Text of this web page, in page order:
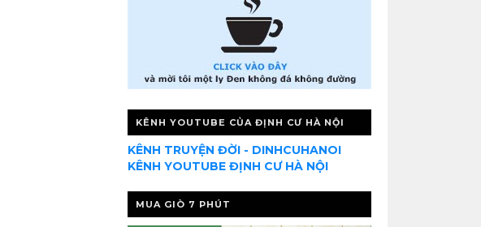
KÊNH YOUTUBE CỦA ĐỊNH CƯ HÀ NỘI
KÊNH TRUYỆN ĐỜI - DINHCUHANOI
KÊNH YOUTUBE ĐỊNH CƯ HÀ NỘI
MUA GIÒ 7 PHÚT